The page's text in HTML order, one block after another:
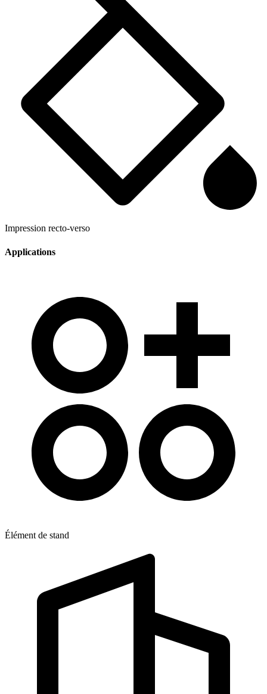
Impression recto-verso
Applications
Élément de stand